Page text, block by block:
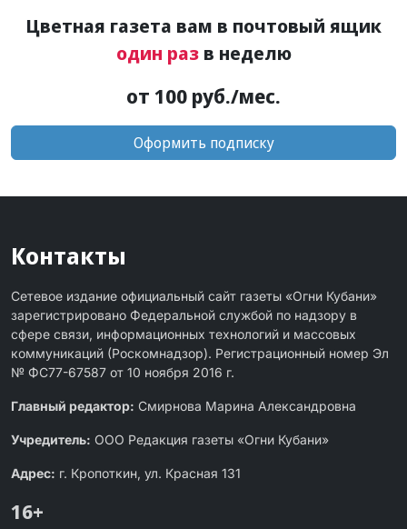
Цветная газета вам в почтовый ящик
один разв неделю
от 100 руб./мес.
Оформить подписку
Контакты
Сетевое издание официальный сайт газеты «Огни Кубани»
зарегистрировано Федеральной службой по надзору в
сфере связи, информационных технологий и массовых
коммуникаций (Роскомнадзор). Регистрационный номер Эл
№ ФС77-67587 от 10 ноября 2016 г.
Главный редактор: Смирнова Марина Александровна
Учредитель: ООО Редакция газеты «Огни Кубани»
Адрес: г. Кропоткин, ул. Красная 131
16+